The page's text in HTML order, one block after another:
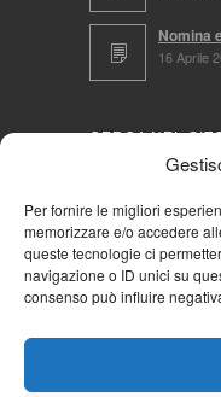
Per fornire le migliori
memorizzare e/o accedere
queste tecnologie ci
navigazione o ID unici su
consenso può influire
Nomina
16 Aprile
CERCA NEL
NAVIGA PER
Mappa completa
Cookie Policy